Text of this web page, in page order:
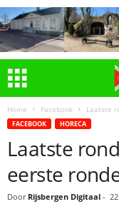
Home Facebook Laatste
FACEBOOK HORECA
Laatste
eerste
Door Rijsbergen Digitaal -